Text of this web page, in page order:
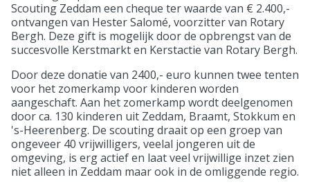
Scouting Zeddam een cheque ter waarde van € 2.400,-
ontvangen van Hester Salomé, voorzitter van Rotary
Bergh. Deze gift is mogelijk door de opbrengst van de
succesvolle Kerstmarkt en Kerstactie van Rotary Bergh.
Door deze donatie van 2400,- euro kunnen twee tenten
voor het zomerkamp voor kinderen worden
aangeschaft. Aan het zomerkamp wordt deelgenomen
door ca. 130 kinderen uit Zeddam, Braamt, Stokkum en
's-Heerenberg. De scouting draait op een groep van
ongeveer 40 vrijwilligers, veelal jongeren uit de
omgeving, is erg actief en laat veel vrijwillige inzet zien
niet alleen in Zeddam maar ook in de omliggende regio.